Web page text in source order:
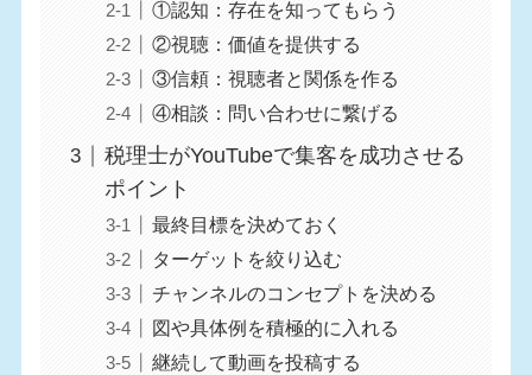
①認知：存在を知ってもらう
②視聴：価値を提供する
③信頼：視聴者と関係を作る
④相談：問い合わせに繋げる
税理士がYouTubeで集客を成功させる
ポイント
最終目標を決めておく
ターゲットを絞り込む
チャンネルのコンセプトを決める
図や具体例を積極的に入れる
継続して動画を投稿する